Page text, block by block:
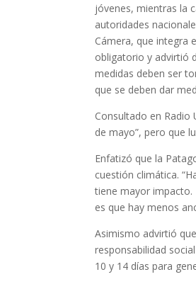
jóvenes, mientras la
autoridades
Cámera, que integra
obligatorio y advirtió
medidas deben ser
que se deben dar
Consultado en Radio
de mayo”, pero que
Enfatizó que la
cuestión climática.
tiene mayor impacto.
es que hay menos
Asimismo advirtió
responsabilidad
10 y 14 días para